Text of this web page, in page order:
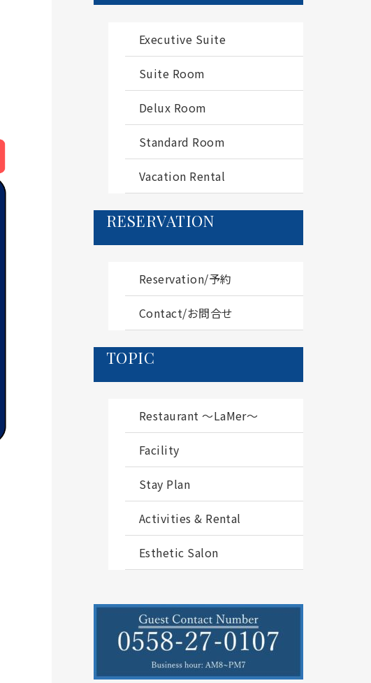
Executive Suite
Suite Room
Delux Room
Standard Room
Vacation Rental
RESERVATION
Reservation/予約
Contact/お問合せ
TOPIC
Restaurant ～LaMer～
Facility
Stay Plan
Activities & Rental
Esthetic Salon